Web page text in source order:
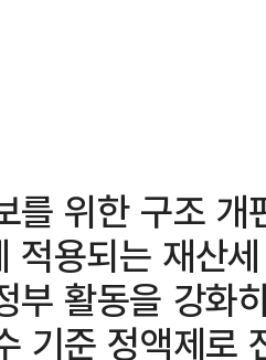
를 위한 구조
적용되는 재산
부 활동을 강화
기준 정액제로